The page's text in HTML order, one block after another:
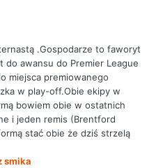
.Gospodarze to faworyt
do awansu do Premier League
miejsca premiowanego
w play-off.Obie ekipy w
bowiem obie w ostatnich
i jeden remis (Brentford
stać obie że dziś strzelą
smika